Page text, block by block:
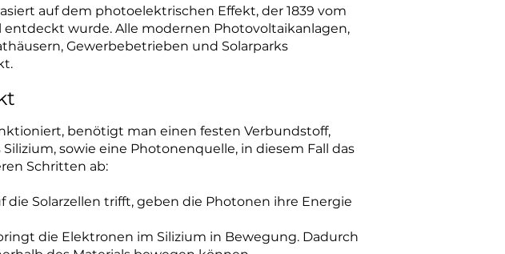
auf dem photoelektrischen Effekt, der 1839 vom
wurde. Alle modernen Photovoltaikanlagen,
Gewerbebetrieben und Solarparks
benötigt man einen festen Verbundstoff,
sowie eine Photonenquelle, in diesem Fall das
Schritten ab:
die Solarzellen trifft, geben die Photonen ihre Energie
die Elektronen im Silizium in Bewegung. Dadurch